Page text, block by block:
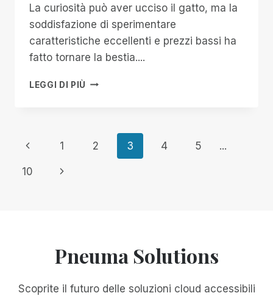
La curiosità può aver ucciso il gatto, ma la
soddisfazione di sperimentare
caratteristiche eccellenti e prezzi bassi ha
fatto tornare la bestia....
LEGGI DI PIÙ LA
Navigazione
pagina
Pagina
Precedente
1 2 3 4 5 ...
10
Pagina
Pneuma Solutions
Scoprite il futuro delle soluzioni cloud accessibili